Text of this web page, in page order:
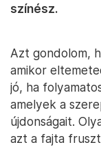
színész.
Azt gondolom,
amikor
jó, ha
amelyek a
újdonságait.
azt a fajta